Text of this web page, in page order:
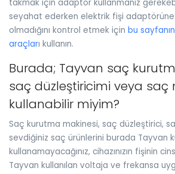
takmak için adaptör kullanmanız
seyahat ederken elektrik fişi adaptörüne
olmadığını kontrol etmek için bu
araçları kullanın.
Burada; Tayvan saç
saç düzleştiricimi veya saç
kullanabilir miyim?
Saç kurutma makinesi, saç düzleştirici,
sevdiğiniz saç ürünlerini burada Tayvan
kullanamayacağınız, cihazınızın fişinin
Tayvan kullanılan voltaja ve frekansa